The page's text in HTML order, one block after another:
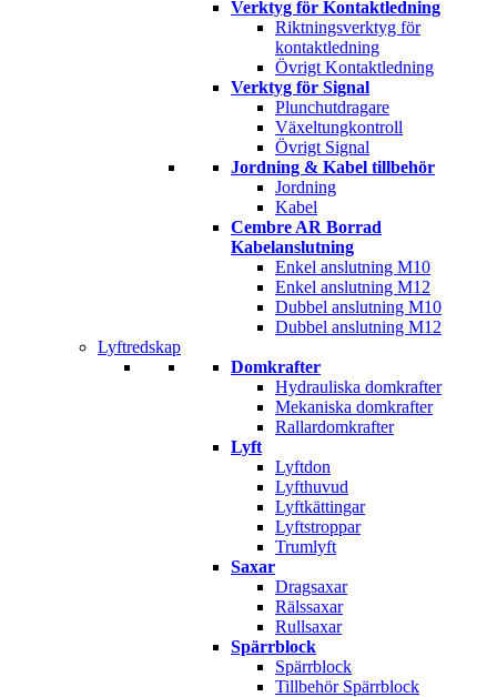
Verktyg för Kontaktledning
Riktningsverktyg för
kontaktledning
Övrigt Kontaktledning
Verktyg för Signal
Plunchutdragare
Växeltungkontroll
Övrigt Signal
Jordning & Kabel tillbehör
Jordning
Kabel
Cembre AR Borrad
Kabelanslutning
Enkel anslutning M10
Enkel anslutning M12
Dubbel anslutning M10
Dubbel anslutning M12
Lyftredskap
Domkrafter
Hydrauliska domkrafter
Mekaniska domkrafter
Rallardomkrafter
Lyft
Lyftdon
Lyfthuvud
Lyftkättingar
Lyftstroppar
Trumlyft
Saxar
Dragsaxar
Rälssaxar
Rullsaxar
Spärrblock
Spärrblock
Tillbehör Spärrblock